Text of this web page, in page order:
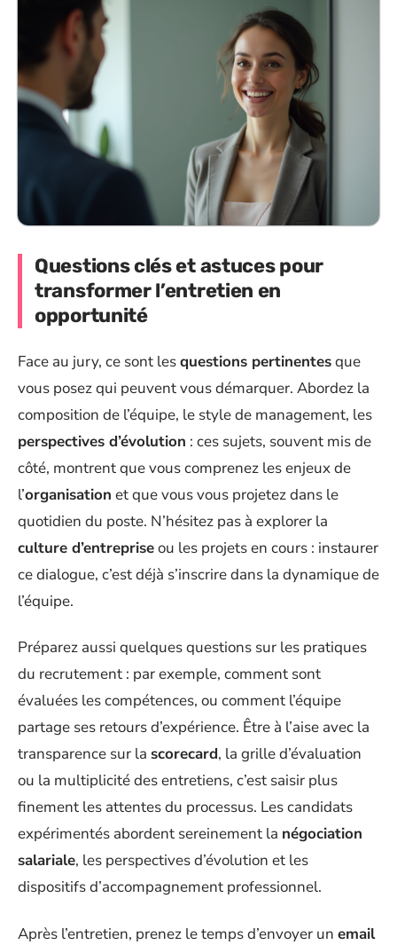
Questions clés et astuces pour
transformer l’entretien en
opportunité
Face au jury, ce sont lesquestions pertinentesque
vous posez qui peuvent vous démarquer. Abordez la
composition de l’équipe, le style de management, les
perspectives d’évolution : ces sujets, souvent mis de
côté, montrent que vous comprenez les enjeux de
l’organisation et que vous vous projetez dans le
quotidien du poste. N’hésitez pas à explorer la
culture d’entrepriseou les projets en cours : instaurer
ce dialogue, c’est déjà s’inscrire dans la dynamique de
l’équipe.
Préparez aussi quelques questions sur les pratiques
du recrutement : par exemple, comment sont
évaluées les compétences, ou comment l’équipe
partage ses retours d’expérience. Être à l’aise avec la
transparence sur la scorecard, la grille d’évaluation
ou la multiplicité des entretiens, c’est saisir plus
finement les attentes du processus. Les candidats
expérimentés abordent sereinement la négociation
salariale, les perspectives d’évolution et les
dispositifs d’accompagnement professionnel.
Après l’entretien, prenez le temps d’envoyer un email